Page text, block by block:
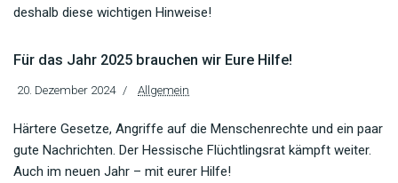
deshalb diese wichtigen Hinweise!
Für das Jahr 2025 brauchen wir Eure Hilfe!
20. Dezember 2024 Allgemein
Härtere Gesetze, Angriffe auf die Menschenrechte und ein paar
gute Nachrichten. Der Hessische Flüchtlingsrat kämpft weiter.
Auch im neuen Jahr – mit eurer Hilfe!